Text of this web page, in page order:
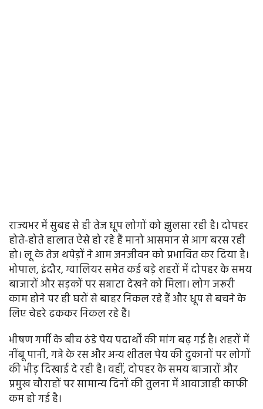
राज्यभर में सुबह से ही तेज धूप लोगों को झुलसा रही है। दोपहर
होते-होते हालात ऐसे हो रहे हैं मानो आसमान से आग बरस रही
हो। लू के तेज थपेड़ों ने आम जनजीवन को प्रभावित कर दिया है।
भोपाल, इंदौर, ग्वालियर समेत कई बड़े शहरों में दोपहर के समय
बाजारों और सड़कों पर सन्नाटा देखने को मिला। लोग जरूरी
काम होने पर ही घरों से बाहर निकल रहे हैं और धूप से बचने के
लिए चेहरे ढककर निकल रहे हैं।
भीषण गर्मी के बीच ठंडे पेय पदार्थों की मांग बढ़ गई है। शहरों में
नींबू पानी, गन्ने के रस और अन्य शीतल पेय की दुकानों पर लोगों
की भीड़ दिखाई दे रही है। वहीं, दोपहर के समय बाजारों और
प्रमुख चौराहों पर सामान्य दिनों की तुलना में आवाजाही काफी
कम हो गई है।